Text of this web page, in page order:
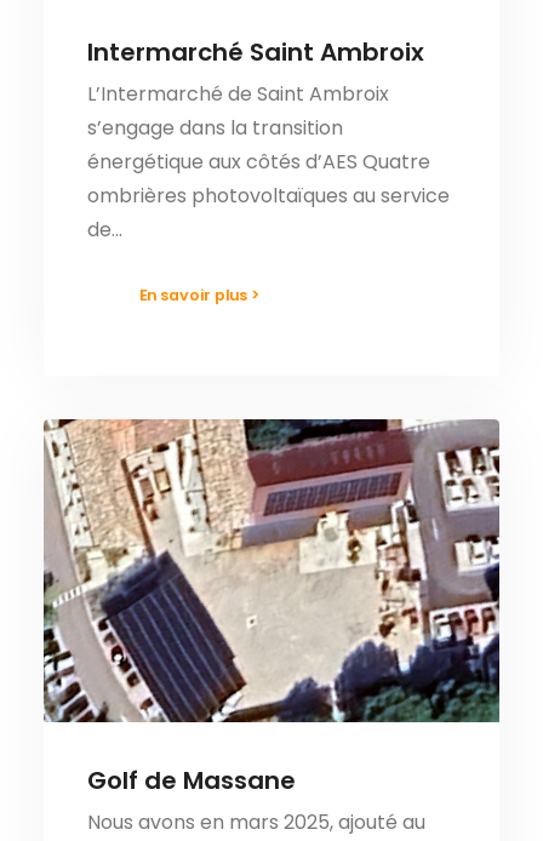
Intermarché Saint Ambroix
L’Intermarché de Saint Ambroix
s’engage dans la transition
énergétique aux côtés d’AES Quatre
ombrières photovoltaïques au service
de…
En savoir plus >
Golf de Massane
Nous avons en mars 2025, ajouté au